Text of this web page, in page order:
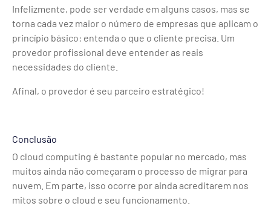
Infelizmente, pode ser verdade em alguns casos, mas se
torna cada vez maior o número de empresas que aplicam o
princípio básico: entenda o que o cliente precisa. Um
provedor profissional deve entender as reais
necessidades do cliente.
Afinal, o provedor é seu parceiro estratégico!
Conclusão
O cloud computing é bastante popular no mercado, mas
muitos ainda não começaram o processo de migrar para
nuvem. Em parte, isso ocorre por ainda acreditarem nos
mitos sobre o cloud e seu funcionamento.